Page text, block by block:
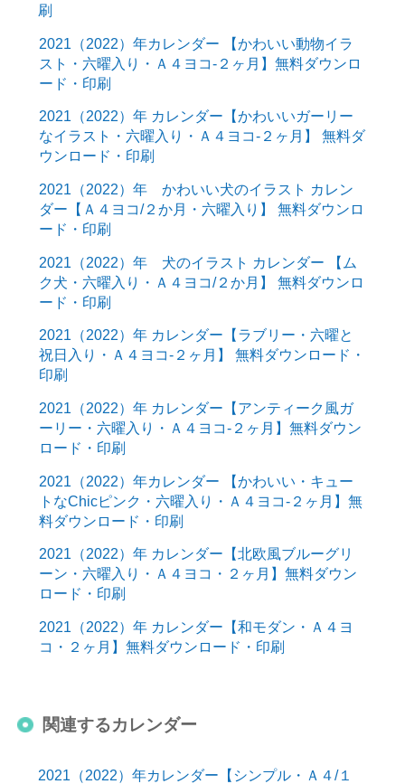
刷
2021（2022）年カレンダー 【かわいい動物イラ
スト・六曜入り・Ａ４ヨコ-２ヶ月】無料ダウンロ
ード・印刷
2021（2022）年 カレンダー【かわいいガーリー
なイラスト・六曜入り・Ａ４ヨコ-２ヶ月】 無料ダ
ウンロード・印刷
2021（2022）年 かわいい犬のイラスト カレン
ダー【Ａ４ヨコ/２か月・六曜入り】 無料ダウンロ
ード・印刷
2021（2022）年 犬のイラスト カレンダー 【ム
ク犬・六曜入り・Ａ４ヨコ/２か月】 無料ダウンロ
ード・印刷
2021（2022）年 カレンダー【ラブリー・六曜と
祝日入り・Ａ４ヨコ-２ヶ月】 無料ダウンロード・
印刷
2021（2022）年 カレンダー【アンティーク風ガ
ーリー・六曜入り・Ａ４ヨコ-２ヶ月】無料ダウン
ロード・印刷
2021（2022）年カレンダー 【かわいい・キュー
トなChicピンク・六曜入り・Ａ４ヨコ-２ヶ月】無
料ダウンロード・印刷
2021（2022）年 カレンダー【北欧風ブルーグリ
ーン・六曜入り・Ａ４ヨコ・２ヶ月】無料ダウン
ロード・印刷
2021（2022）年 カレンダー【和モダン・Ａ４ヨ
コ・２ヶ月】無料ダウンロード・印刷
関連するカレンダー
2021（2022）年カレンダー【シンプル・Ａ４/１